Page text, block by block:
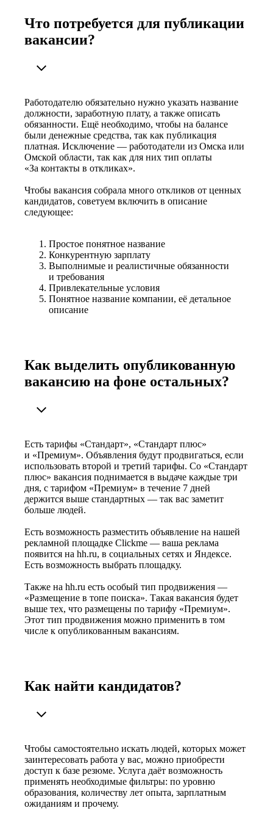
Что потребуется для публикации
вакансии?
Работодателю обязательно нужно указать название
должности, заработную плату, а также описать
обязанности. Ещё необходимо, чтобы на балансе
были денежные средства, так как публикация
платная. Исключение — работодатели из Омска или
Омской области, так как для них тип оплаты
«За контакты в откликах».
Чтобы вакансия собрала много откликов от ценных
кандидатов, советуем включить в описание
следующее:
Простое понятное название
Конкурентную зарплату
Выполнимые и реалистичные обязанности
и требования
Привлекательные условия
Понятное название компании, её детальное
описание
Как выделить опубликованную
вакансию на фоне остальных?
Есть тарифы «Стандарт», «Стандарт плюс»
и «Премиум». Объявления будут продвигаться, если
использовать второй и третий тарифы. Со «Стандарт
плюс» вакансия поднимается в выдаче каждые три
дня, с тарифом «Премиум» в течение 7 дней
держится выше стандартных — так вас заметит
больше людей.
Есть возможность разместить объявление на нашей
рекламной площадке Clickme — ваша реклама
появится на hh.ru, в социальных сетях и Яндексе.
Есть возможность выбрать площадку.
Также на hh.ru есть особый тип продвижения —
«Размещение в топе поиска». Такая вакансия будет
выше тех, что размещены по тарифу «Премиум».
Этот тип продвижения можно применить в том
числе к опубликованным вакансиям.
Как найти кандидатов?
Чтобы самостоятельно искать людей, которых может
заинтересовать работа у вас, можно приобрести
доступ к базе резюме. Услуга даёт возможность
применять необходимые фильтры: по уровню
образования, количеству лет опыта, зарплатным
ожиданиям и прочему.